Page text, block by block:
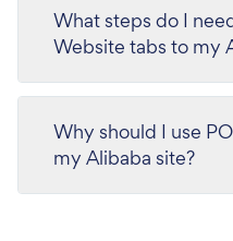
What steps do I
Website tabs to my
Why should I use
my Alibaba site?